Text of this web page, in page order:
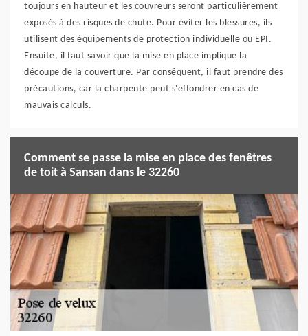
toujours en hauteur et les couvreurs seront particulièrement
exposés à des risques de chute. Pour éviter les blessures, ils
utilisent des équipements de protection individuelle ou EPI.
Ensuite, il faut savoir que la mise en place implique la
découpe de la couverture. Par conséquent, il faut prendre des
précautions, car la charpente peut s'effondrer en cas de
mauvais calculs.
Comment se passe la mise en place des fenêtres
de toit à Sansan dans le 32260